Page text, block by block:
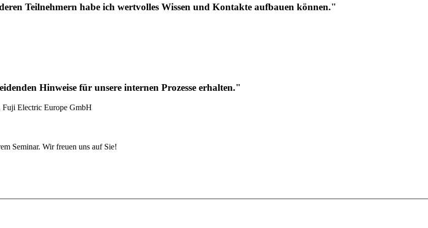
Teilnehmern habe ich wertvolles Wissen und Kontakte aufbauen können."
Hinweise für unsere internen Prozesse erhalten."
Electric Europe GmbH
Seminar. Wir freuen uns auf Sie!